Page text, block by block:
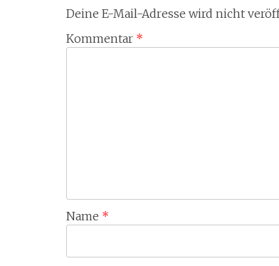
Deine E-Mail-Adresse wird nicht
Kommentar *
Name *